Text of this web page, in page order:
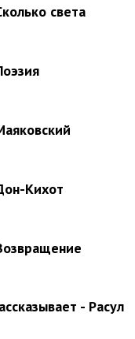
света
Кихот
- Расул